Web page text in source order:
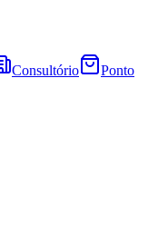
Consultório
Ponto